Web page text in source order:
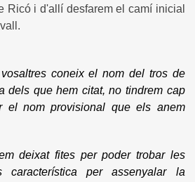
Ricó i d'allí desfarem el camí inicial
coneix el nom del tros de
dels que hem citat, no tindrem cap
el nom provisional que els anem
deixat fites per poder trobar les
característica per assenyalar la